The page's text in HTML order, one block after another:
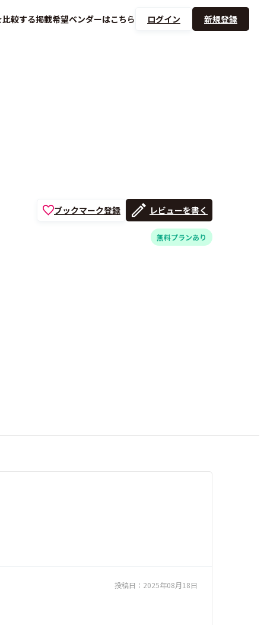
比較する掲載希望ベンダーはこちら ログイン 新規登録
ブックマーク登録 レビューを書く
無料プランあり
投稿日： 2025年08月18日